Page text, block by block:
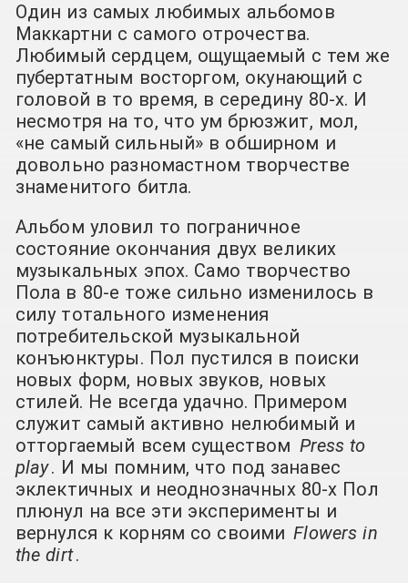
Один из самых любимых альбомов
Маккартни с самого отрочества.
Любимый сердцем, ощущаемый с тем же
пубертатным восторгом, окунающий с
головой в то время, в середину 80-х. И
несмотря на то, что ум брюзжит, мол,
«не самый сильный» в обширном и
довольно разномастном творчестве
знаменитого битла.
Альбом уловил то пограничное
состояние окончания двух великих
музыкальных эпох. Само творчество
Пола в 80-е тоже сильно изменилось в
силу тотального изменения
потребительской музыкальной
конъюнктуры. Пол пустился в поиски
новых форм, новых звуков, новых
стилей. Не всегда удачно. Примером
служит самый активно нелюбимый и
отторгаемый всем существом Press to
play. И мы помним, что под занавес
эклектичных и неоднозначных 80-х Пол
плюнул на все эти эксперименты и
вернулся к корням со своими Flowers in
the dirt.